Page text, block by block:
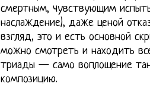
смертным, чувствующим
наслаждение), даже ценой
взгляд, это и есть основной
можно смотреть и находить
триады — само воплощение
композицию.